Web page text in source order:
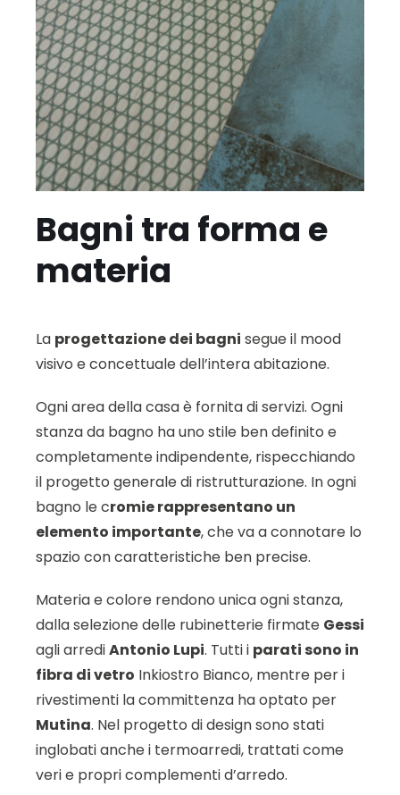
Bagni tra forma e
materia
La progettazione dei bagni segue il mood
visivo e concettuale dell’intera abitazione.
Ogni area della casa è fornita di servizi. Ogni
stanza da bagno ha uno stile ben definito e
completamente indipendente, rispecchiando
il progetto generale di ristrutturazione. In ogni
bagno le cromie rappresentano un
elemento importante, che va a connotare lo
spazio con caratteristiche ben precise.
Materia e colore rendono unica ogni stanza,
dalla selezione delle rubinetterie firmate Gessi
agli arrediAntonio Lupi. Tutti i parati sono in
fibra di vetro Inkiostro Bianco, mentre per i
rivestimenti la committenza ha optato per
Mutina. Nel progetto di design sono stati
inglobati anche i termoarredi, trattati come
veri e propri complementi d’arredo.